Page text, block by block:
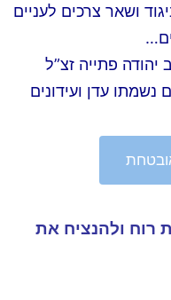
ושאר צרכים לעניים
יהודה פתייה זצ”ל
עדן ועידונים
רוח ולהנציח את